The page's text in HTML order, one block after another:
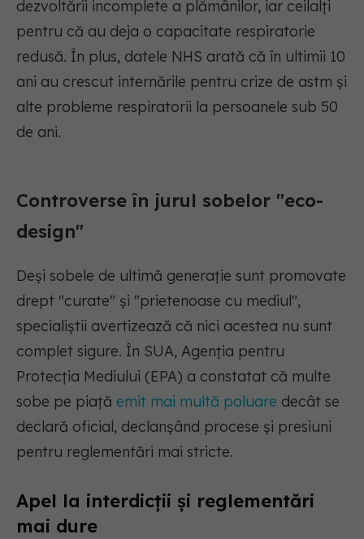
dezvoltării incomplete a plămânilor, iar ceilalți
pentru că au deja o capacitate respiratorie
redusă. În plus, datele NHS arată că în ultimii 10
ani au crescut internările pentru crize de astm și
alte probleme respiratorii la persoanele sub 50
de ani.
Controverse în jurul sobelor "eco-
design"
Deși sobele de ultimă generație sunt promovate
drept "curate" și "prietenoase cu mediul",
specialiștii avertizează că nici acestea nu sunt
complet sigure. În SUA, Agenția pentru
Protecția Mediului (EPA) a constatat că multe
sobe pe piață emit mai multă poluare decât se
declară oficial, declanșând procese și presiuni
pentru reglementări mai stricte.
Apel la interdicții și reglementări
mai dure